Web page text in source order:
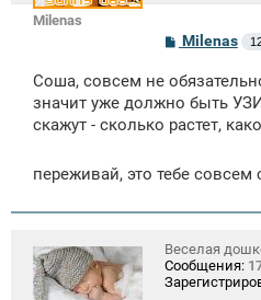
Milenas
С
о
б
щ
н
Milenas
Соша, совсем не
значит уже должно быть
скажут - сколько растет,
переживай, это тебе совсем
Веселая
Сообщения: